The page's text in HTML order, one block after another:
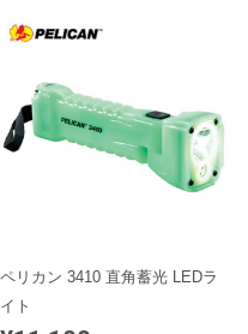
ペリカン 3410 直角蓄光 LEDラ
イト